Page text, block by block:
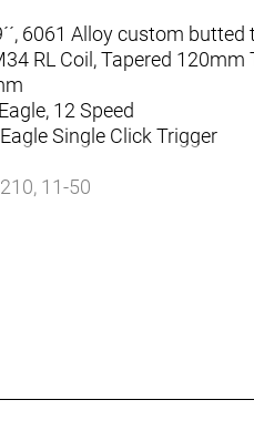
6061 Alloy custom
RL Coil, Tapered
12 Speed
Single Click Trigger
11-50